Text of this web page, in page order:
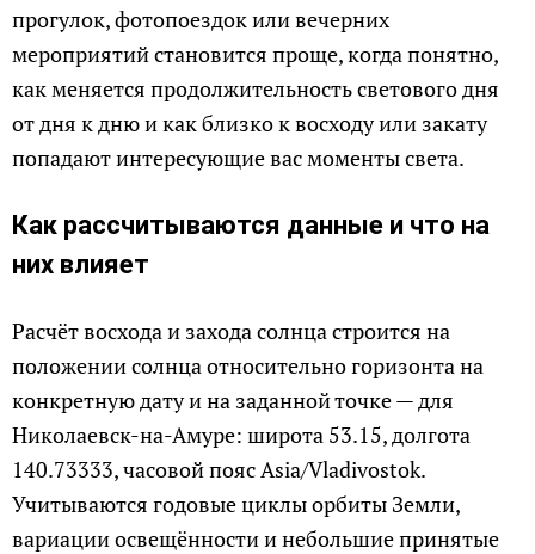
прогулок, фотопоездок или вечерних
мероприятий становится проще, когда понятно,
как меняется продолжительность светового дня
от дня к дню и как близко к восходу или закату
попадают интересующие вас моменты света.
Как рассчитываются данные и что на
них влияет
Расчёт восхода и захода солнца строится на
положении солнца относительно горизонта на
конкретную дату и на заданной точке — для
Николаевск-на-Амуре: широта 53.15, долгота
140.73333, часовой пояс Asia/Vladivostok.
Учитываются годовые циклы орбиты Земли,
вариации освещённости и небольшие принятые